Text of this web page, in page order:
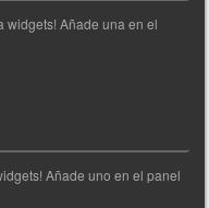
widgets! Añade una en el
Añade uno en el panel